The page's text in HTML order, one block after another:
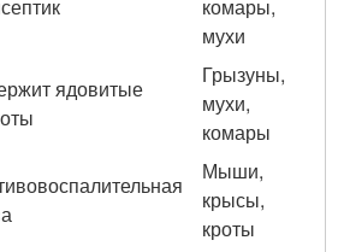
комары,
мухи
ядовитые
Грызуны,
мухи,
комары
Мыши,
крысы,
кроты